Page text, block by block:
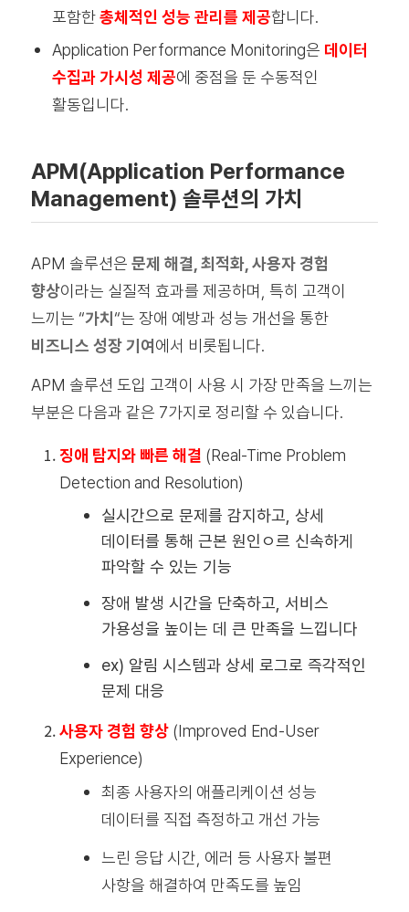
포함한총체적인 성능 관리를 제공합니다.
Application Performance Monitoring은 데이터
수집과 가시성 제공에 중점을 둔 수동적인
활동입니다.
APM(Application Performance
Management) 솔루션의 가치
APM 솔루션은 문제 해결, 최적화, 사용자 경험
향상이라는 실질적 효과를 제공하며, 특히 고객이
느끼는 “가치“는 장애 예방과 성능 개선을 통한
비즈니스 성장 기여에서 비롯됩니다.
APM 솔루션 도입 고객이 사용 시 가장 만족을 느끼는
부분은 다음과 같은 7가지로 정리할 수 있습니다.
징애 탐지와 빠른 해결 (Real-Time Problem
Detection and Resolution)
실시간으로 문제를 감지하고, 상세
데이터를 통해 근본 원인ㅇ르 신속하게
파악할 수 있는 기능
장애 발생 시간을 단축하고, 서비스
가용성을 높이는 데 큰 만족을 느낍니다
ex) 알림 시스템과 상세 로그로 즉각적인
문제 대응
사용자 경험 향상(Improved End-User
Experience)
최종 사용자의 애플리케이션 성능
데이터를 직접 측정하고 개선 가능
느린 응답 시간, 에러 등 사용자 불편
사항을 해결하여 만족도를 높임